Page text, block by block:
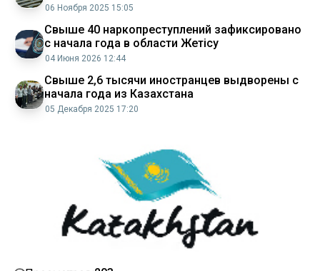
06 Ноября 2025 15:05
Свыше 40 наркопреступлений зафиксировано
с начала года в области Жетiсу
04 Июня 2026 12:44
Свыше 2,6 тысячи иностранцев выдворены с
начала года из Казахстана
05 Декабря 2025 17:20